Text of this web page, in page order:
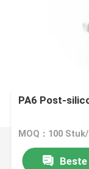
PA6 Post-
MOQ：100